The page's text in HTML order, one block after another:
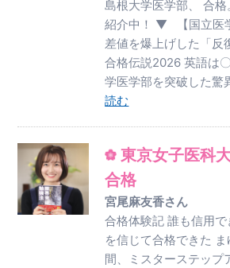
島根大学医学部、 合
紹介中！ ▼ 【国立医
差値を爆上げした「反
合格伝説2026 英語は
学医学部を突破した
読む
東京女子医科
合格
宮尾麻友香さん
合格体験記 誰も信用
を信じて合格できた
間、ミスターステップ